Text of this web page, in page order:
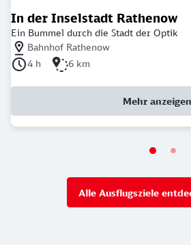
In der Inselstadt Rathenow
Ein Bummel durch die Stadt der Optik
Nächstgelegener Bahnhof: Bahnhof
Bahnhof Rathenow
Dauer der Tour: 4 Stunden
4 h Länge der Tour: 6 Kilometer
6 km
Mehr anzeigen
Alle Ausflugsziele